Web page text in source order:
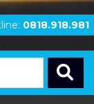
0818.918.981